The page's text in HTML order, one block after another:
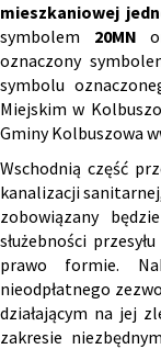
mieszkaniowej
symbolem 20MN
oznaczony
symbolu
Miejskim w
Gminy Kolbuszowa
Wschodnią część
kanalizacji
zobowiązany
służebności
prawo formie.
nieodpłatnego
działającym na jej
zakresie